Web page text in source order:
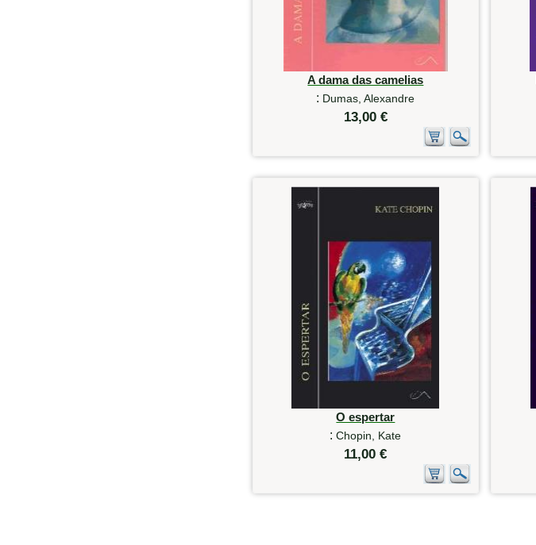
A dama das camelias
: Dumas, Alexandre
13,00 €
O espertar
:Chopin, Kate
11,00 €